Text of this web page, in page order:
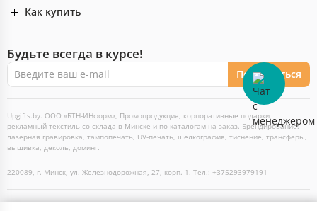
Как купить
Будьте всегда в курсе!
Подписаться
Upgifts.by. ООО «БТН-ИНформ», Промопродукция, корпоративные подарки,
рекламный текстиль со склада в Минске и по каталогам на заказ. Брендирование:
лазерная гравировка, тампопечать, UV-печать, шелкография, тиснение, трансферы,
вышивка, деколь, доминг.
220089, г. Минск, ул. Железнодорожная, 27, корп. 1. Тел.: +375293979191